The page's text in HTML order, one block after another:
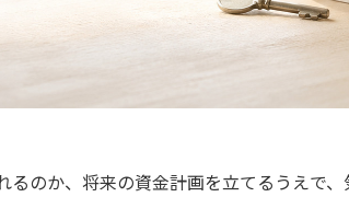
のか、将来の資金計画を立てるうえで